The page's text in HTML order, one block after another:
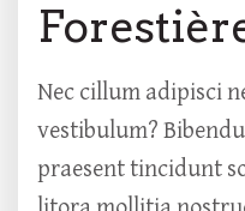
Nec cillum adipisci
vestibulum?
praesent tincidunt